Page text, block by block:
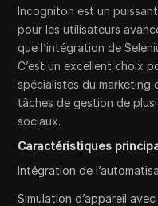
Incogniton est un
pour les utilisateurs
que l’intégration de
C’est un excellent choix
spécialistes du marketing
tâches de gestion de
sociaux.
Caractéristiques
Intégration de
Simulation d’appareil